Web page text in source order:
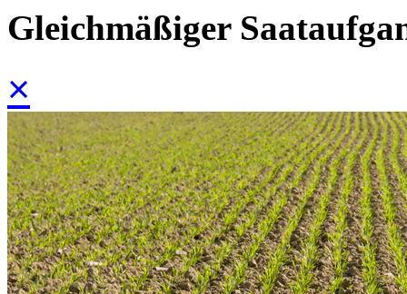
Gleichmäßiger
×